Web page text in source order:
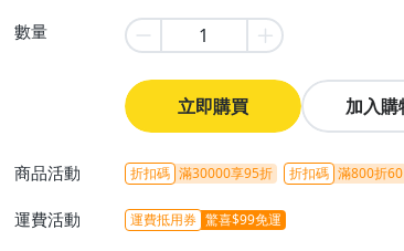
數量
立即購買 加入購
商品活動 折扣碼 滿30000享95折 折扣碼 滿800折60
運費活動 運費抵用券 驚喜$99免運